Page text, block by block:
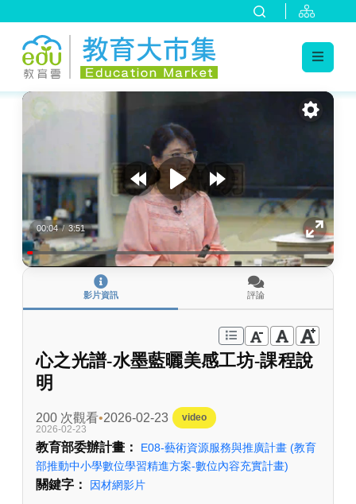
:::
00:04 / 3:51
影片資訊 評論
心之光譜-水墨藍曬美感工坊-課程說
明
200 次觀看 2026-02-23
video
2026-02-23
教育部委辦計畫： E08-藝術資源服務與推廣計畫 (教育
部推動中小學數位學習精進方案-數位內容充實計畫)
關鍵字： 因材網影片